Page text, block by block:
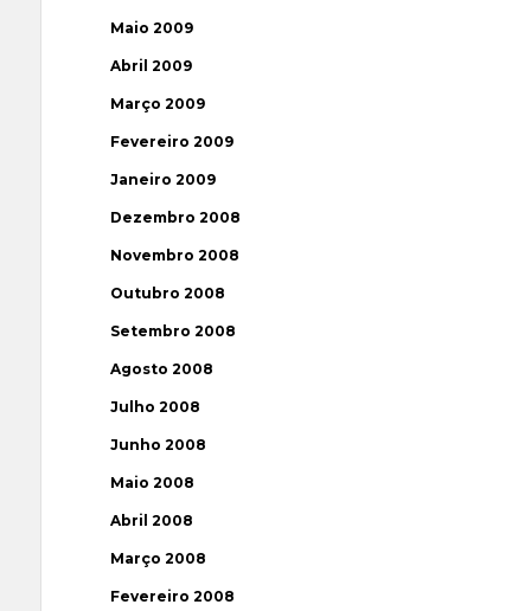
Maio 2009
Abril 2009
Março 2009
Fevereiro 2009
Janeiro 2009
Dezembro 2008
Novembro 2008
Outubro 2008
Setembro 2008
Agosto 2008
Julho 2008
Junho 2008
Maio 2008
Abril 2008
Março 2008
Fevereiro 2008